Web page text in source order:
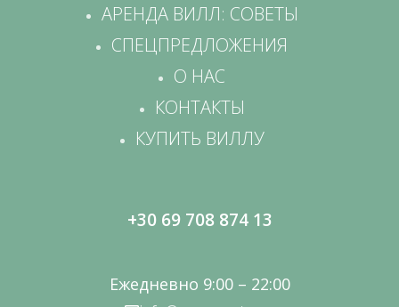
АРЕНДА ВИЛЛ: СОВЕТЫ
СПЕЦПРЕДЛОЖЕНИЯ
О НАС
КОНТАКТЫ
КУПИТЬ ВИЛЛУ
+30 69 708 874 13
Ежедневно 9:00 – 22:00